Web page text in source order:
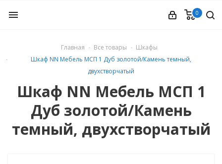
menu 0
Главная Все товары
Шкафы
Шкаф NN Мебель МСП 1 Дуб золотой/Камень темный,
двухстворчатый
Шкаф NN Мебель МСП 1
Дуб золотой/Камень
темный, двухстворчатый